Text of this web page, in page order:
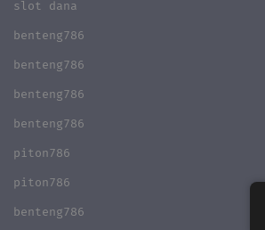
slot dana
benteng786
benteng786
benteng786
benteng786
piton786
piton786
benteng786